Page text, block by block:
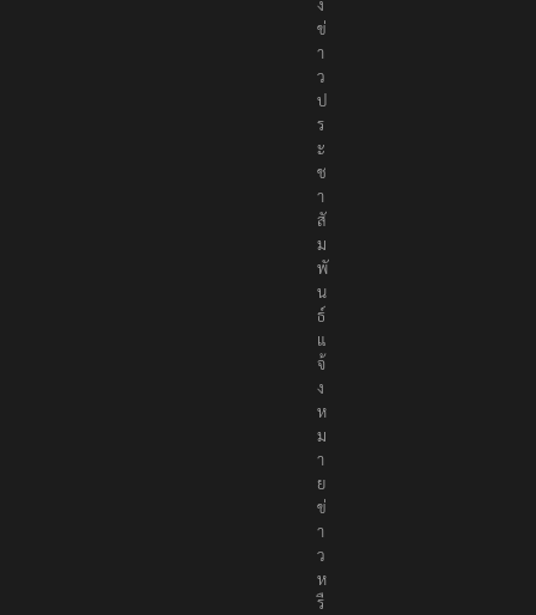
ง
ข่
า
ว
ป
ร
ะ
ช
า
สั
ม
พั
น
ธ์
แ
จ้
ง
ห
ม
า
ย
ข่
า
ว
ห
รื